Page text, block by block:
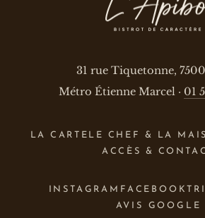
31 rue Tiquetonne,
Métro Étienne Marcel · 01
LA CARTE LE CHEF & LA
ACCÈS &
INSTAGRAM FACEBOOK
AVIS GOOGLE